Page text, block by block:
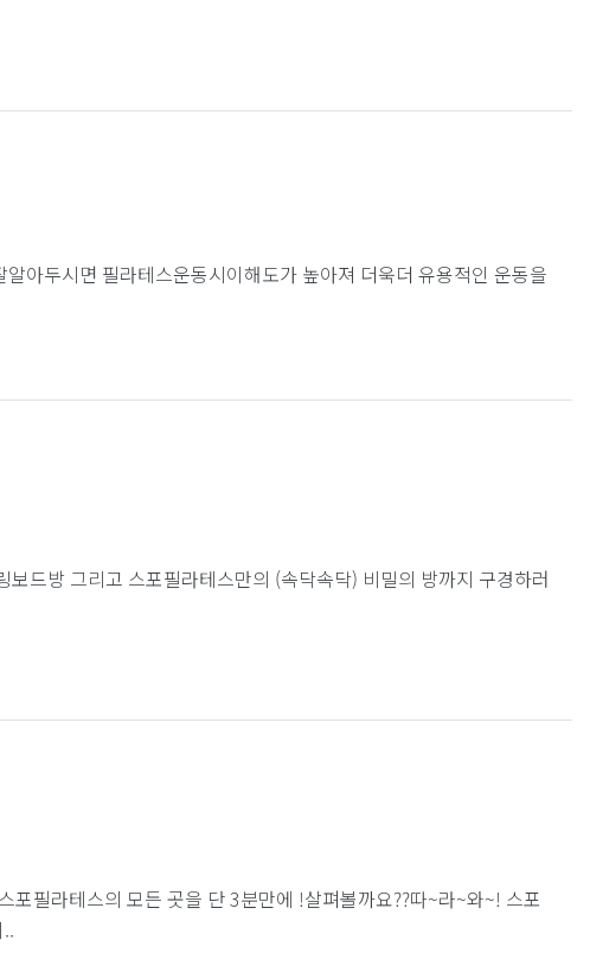
아두시면 필라테스운동시이해도가 높아져 더욱더 유용적인 운동을
드방 그리고 스포필라테스만의 (속닥속닥) 비밀의 방까지 구경하러
필라테스의 모든 곳을 단 3분만에 !살펴볼까요??따~라~와~! 스포